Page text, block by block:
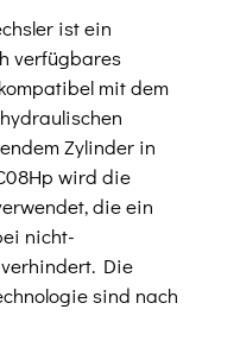
ist ein
verfügbares
mit dem
Zylinder in
wird die
die ein
nicht-
Die
sind nach